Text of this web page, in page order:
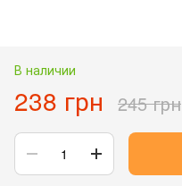
В наличии
238 грн 245 грн